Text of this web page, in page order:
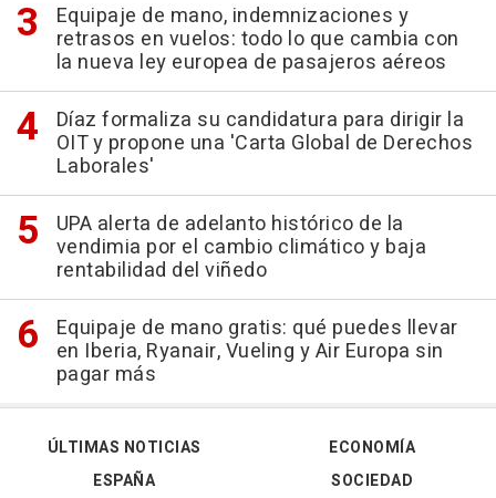
Equipaje de mano, indemnizaciones y
retrasos en vuelos: todo lo que cambia con
la nueva ley europea de pasajeros aéreos
Díaz formaliza su candidatura para dirigir la
OIT y propone una 'Carta Global de Derechos
Laborales'
UPA alerta de adelanto histórico de la
vendimia por el cambio climático y baja
rentabilidad del viñedo
Equipaje de mano gratis: qué puedes llevar
en Iberia, Ryanair, Vueling y Air Europa sin
pagar más
ÚLTIMAS NOTICIAS
ESPAÑA
ECONOMÍA
SOCIEDAD